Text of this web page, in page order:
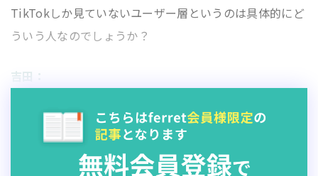
TikTokしか見ていないユーザー層というのは具体的にど
ういう人なのでしょうか？
吉田：
す。また、FacebookやTwitterのような文字情報ではな
く、動画で情報収集したいユーザー